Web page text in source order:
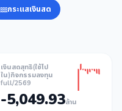
กระแสเงินสด
เงินสดสุทธิ(ใช้ไป
ใน)กิจกรรมลงทุน
full/2569
-5,049.93ล้าน